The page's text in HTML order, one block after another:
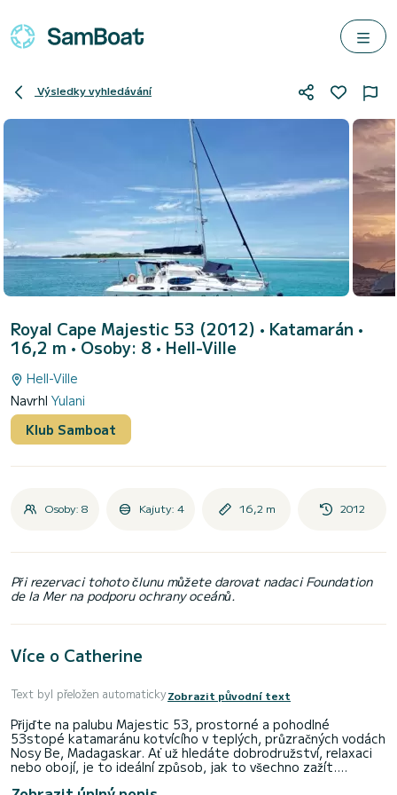
Výsledky vyhledávání
Royal Cape Majestic 53 (2012) • Katamarán •
16,2 m • Osoby: 8 • Hell-Ville
Hell-Ville
Navrhl Yulani
Klub Samboat
Osoby: 8 Kajuty: 4 16,2 m 2012
Při rezervaci tohoto člunu můžete darovat nadaci Foundation
de la Mer na podporu ochrany oceánů.
Více o Catherine
Text byl přeložen automatickyZobrazit původní text
Přijďte na palubu Majestic 53, prostorné a pohodlné
53stopé katamaránu kotvícího v teplých, průzračných vodách
Nosy Be, Madagaskar. Ať už hledáte dobrodružství, relaxaci
nebo obojí, je to ideální způsob, jak to všechno zažít.